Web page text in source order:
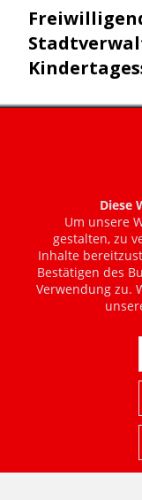
Diese
Um unsere
gestalten, zu
Inhalte
Bestätigen des
Verwendung zu.